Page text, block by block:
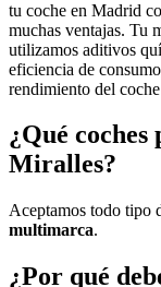
tu coche en Madrid
muchas ventajas. Tu
utilizamos aditivos
eficiencia de
rendimiento del
¿Qué coches
Miralles?
Aceptamos todo tipo
multimarca.
¿Por qué